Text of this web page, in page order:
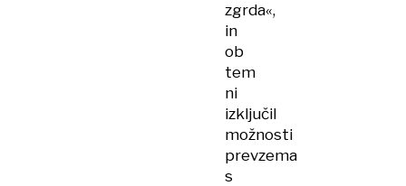
zgrda«,
in
ob
tem
ni
izključil
možnosti
prevzema
s